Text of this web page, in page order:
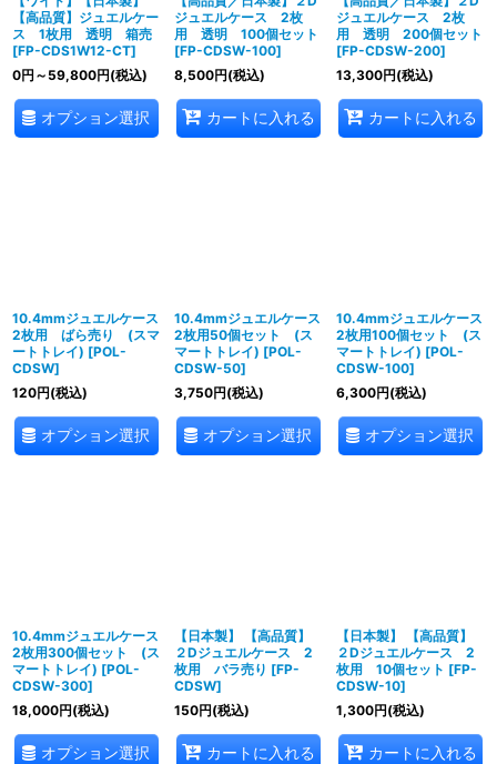
【高品質】ジュエルケー
ス 1枚用 透明 箱売
[FP-CDS1W12-CT]
0円 ～59,800円(税込)
オプション選択
ジュエルケース 2枚
用 透明 100個セット
[FP-CDSW-100]
8,500円(税込)
カートに入れる
ジュエルケース 2枚
用 透明 200個セット
[FP-CDSW-200]
13,300円(税込)
カートに入れる
10.4mmジュエルケース
2枚用 ばら売り (スマ
ートトレイ) [POL-
CDSW]
120円(税込)
オプション選択
10.4mmジュエルケース
2枚用50個セット (ス
マートトレイ) [POL-
CDSW-50]
3,750円(税込)
オプション選択
10.4mmジュエルケース
2枚用100個セット (ス
マートトレイ) [POL-
CDSW-100]
6,300円(税込)
オプション選択
10.4mmジュエルケース
2枚用300個セット (ス
マートトレイ) [POL-
CDSW-300]
18,000円(税込)
オプション選択
【日本製】 【高品質】
２Dジュエルケース 2
枚用 バラ売り [FP-
CDSW]
150円(税込)
カートに入れる
【日本製】 【高品質】
２Dジュエルケース 2
枚用 10個セット [FP-
CDSW-10]
1,300円(税込)
カートに入れる